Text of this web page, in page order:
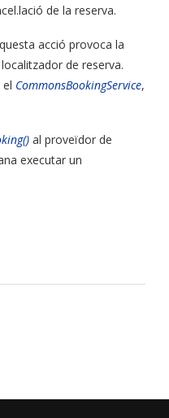
de la reserva.
acció provoca la
de reserva.
el CommonsBookingService,
al proveïdor de
executar un